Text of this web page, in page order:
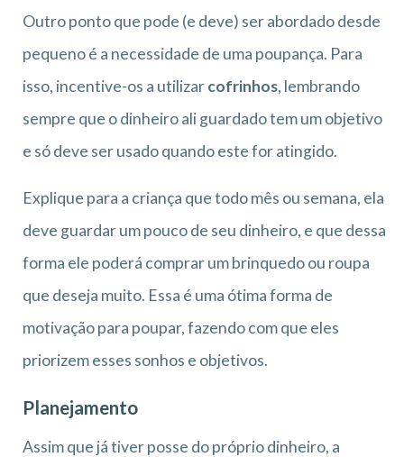
Outro ponto que pode (e deve) ser abordado desde
pequeno é a necessidade de uma poupança. Para
isso, incentive-os a utilizarcofrinhos, lembrando
sempre que o dinheiro ali guardado tem um objetivo
e só deve ser usado quando este for atingido.
Explique para a criança que todo mês ou semana, ela
deve guardar um pouco de seu dinheiro, e que dessa
forma ele poderá comprar um brinquedo ou roupa
que deseja muito. Essa é uma ótima forma de
motivação para poupar, fazendo com que eles
priorizem esses sonhos e objetivos.
Planejamento
Assim que já tiver posse do próprio dinheiro, a